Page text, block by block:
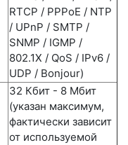
RTCP / PPPoE / NTP
/ UPnP / SMTP /
SNMP / IGMP /
802.1X / QoS / IPv6 /
UDP / Bonjour)
32 Кбит - 8 Мбит
(указан максимум,
фактически зависит
от используемой